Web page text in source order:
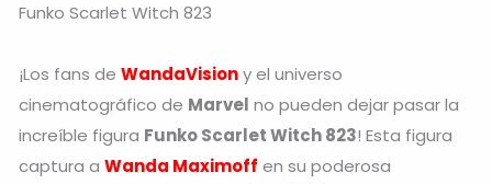
Funko Scarlet Witch 823
¡Los fans de WandaVisiony el universo
cinematográfico de Marvel no pueden dejar pasar la
increíble figura Funko Scarlet Witch 823! Esta figura
captura a Wanda Maximoff en su poderosa